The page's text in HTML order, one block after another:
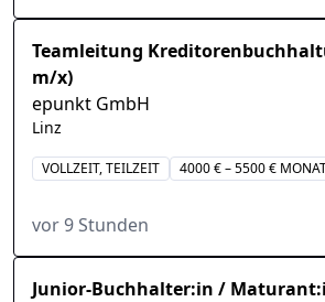
Teamleitung
m/x)
epunkt GmbH
Linz
VOLLZEIT, TEILZEIT 4000 € – 5500 €
vor 9 Stunden
Junior-Buchhalter:in /